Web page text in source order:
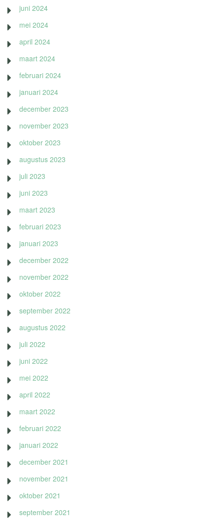
juni 2024
mei 2024
april 2024
maart 2024
februari 2024
januari 2024
december 2023
november 2023
oktober 2023
augustus 2023
juli 2023
juni 2023
maart 2023
februari 2023
januari 2023
december 2022
november 2022
oktober 2022
september 2022
augustus 2022
juli 2022
juni 2022
mei 2022
april 2022
maart 2022
februari 2022
januari 2022
december 2021
november 2021
oktober 2021
september 2021